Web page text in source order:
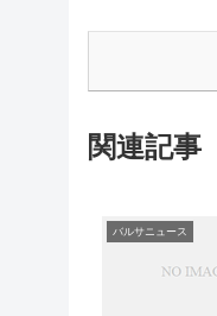
関連記事
バルサニュース